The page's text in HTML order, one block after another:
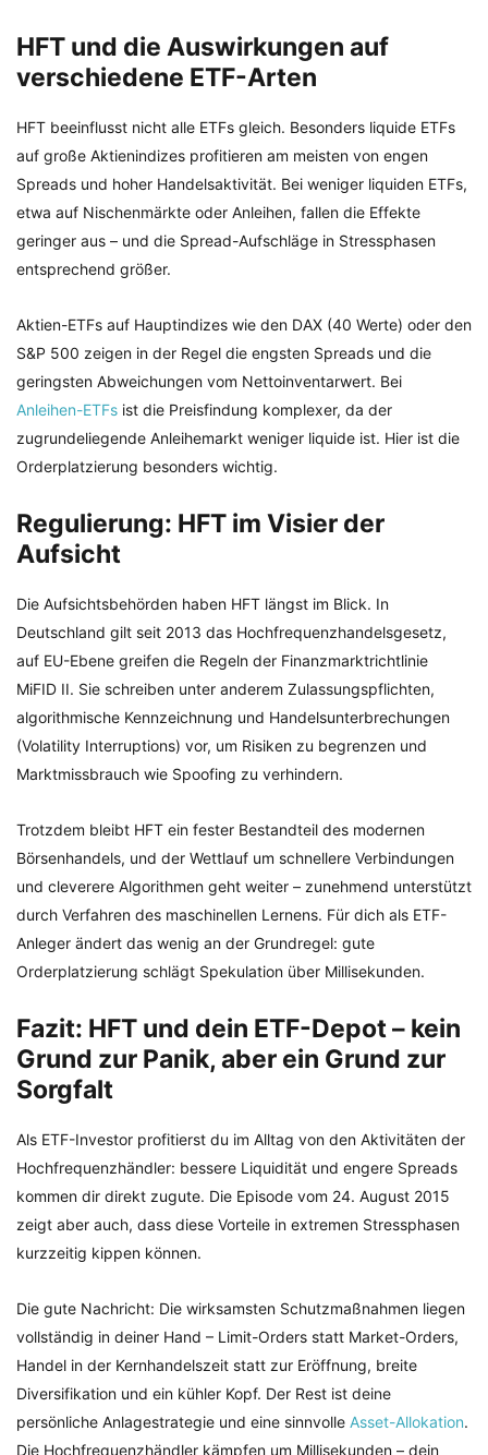
HFT und die Auswirkungen auf
verschiedene ETF-Arten
HFT beeinflusst nicht alle ETFs gleich. Besonders liquide ETFs
auf große Aktienindizes profitieren am meisten von engen
Spreads und hoher Handelsaktivität. Bei weniger liquiden ETFs,
etwa auf Nischenmärkte oder Anleihen, fallen die Effekte
geringer aus – und die Spread-Aufschläge in Stressphasen
entsprechend größer.
Aktien-ETFs auf Hauptindizes wie den DAX (40 Werte) oder den
S&P 500 zeigen in der Regel die engsten Spreads und die
geringsten Abweichungen vom Nettoinventarwert. Bei
Anleihen-ETFs ist die Preisfindung komplexer, da der
zugrundeliegende Anleihemarkt weniger liquide ist. Hier ist die
Orderplatzierung besonders wichtig.
Regulierung: HFT im Visier der
Aufsicht
Die Aufsichtsbehörden haben HFT längst im Blick. In
Deutschland gilt seit 2013 das Hochfrequenzhandelsgesetz,
auf EU-Ebene greifen die Regeln der Finanzmarktrichtlinie
MiFID II. Sie schreiben unter anderem Zulassungspflichten,
algorithmische Kennzeichnung und Handelsunterbrechungen
(Volatility Interruptions) vor, um Risiken zu begrenzen und
Marktmissbrauch wie Spoofing zu verhindern.
Trotzdem bleibt HFT ein fester Bestandteil des modernen
Börsenhandels, und der Wettlauf um schnellere Verbindungen
und cleverere Algorithmen geht weiter – zunehmend unterstützt
durch Verfahren des maschinellen Lernens. Für dich als ETF-
Anleger ändert das wenig an der Grundregel: gute
Orderplatzierung schlägt Spekulation über Millisekunden.
Fazit: HFT und dein ETF-Depot – kein
Grund zur Panik, aber ein Grund zur
Sorgfalt
Als ETF-Investor profitierst du im Alltag von den Aktivitäten der
Hochfrequenzhändler: bessere Liquidität und engere Spreads
kommen dir direkt zugute. Die Episode vom 24. August 2015
zeigt aber auch, dass diese Vorteile in extremen Stressphasen
kurzzeitig kippen können.
Die gute Nachricht: Die wirksamsten Schutzmaßnahmen liegen
vollständig in deiner Hand – Limit-Orders statt Market-Orders,
Handel in der Kernhandelszeit statt zur Eröffnung, breite
Diversifikation und ein kühler Kopf. Der Rest ist deine
persönliche Anlagestrategie und eine sinnvolle Asset-Allokation.
Die Hochfrequenzhändler kämpfen um Millisekunden – dein